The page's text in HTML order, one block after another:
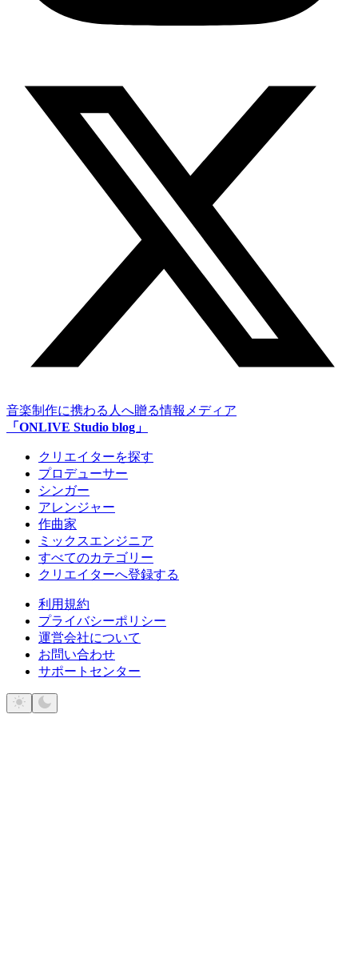
音楽制作に携わる人へ贈る情報メディア
「ONLIVE Studio blog」
クリエイターを探す
プロデューサー
シンガー
アレンジャー
作曲家
ミックスエンジニア
すべてのカテゴリー
クリエイターへ登録する
利用規約
プライバシーポリシー
運営会社について
お問い合わせ
サポートセンター